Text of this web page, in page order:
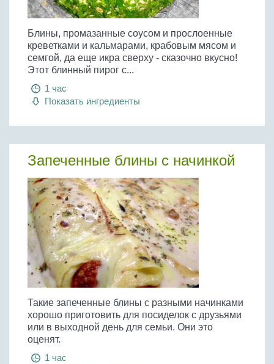
Блины, промазанные соусом и прослоенные
креветками и кальмарами, крабовым мясом и
семгой, да еще икра сверху - сказочно вкусно!
Этот блинный пирог с...
1 час
Показать ингредиенты
Запеченные блины с начинкой
Такие запеченные блины с разными начинками
хорошо приготовить для посиделок с друзьями
или в выходной день для семьи. Они это
оценят.
1 час